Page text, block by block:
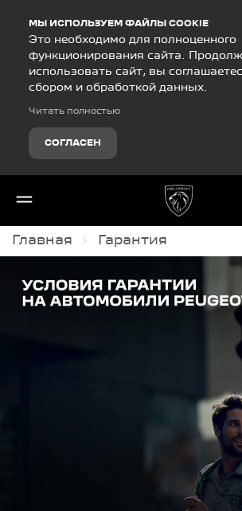
МЫ ИСПОЛЬЗУЕМ ФАЙЛЫ COOKIE
Это необходимо для полноценного
функционирования сайта.
использовать сайт, вы
сбором и обработкой данных.
Читать полностью
СОГЛАСЕН
Главная Гарантия